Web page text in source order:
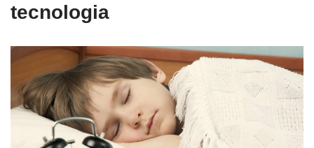
tecnologia